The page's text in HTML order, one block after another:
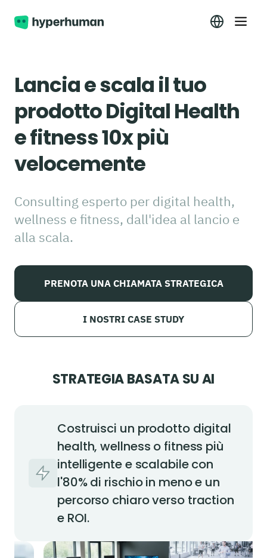
Lancia e scala il tuo
prodotto Digital Health
e fitness 10x più
velocemente
Consulting esperto per digital health,
wellness e fitness, dall'idea al lancio e
alla scala.
PRENOTA UNA CHIAMATA STRATEGICA
I NOSTRI CASE STUDY
STRATEGIA BASATA SU AI
Costruisci un prodotto digital
health, wellness o fitness più
intelligente e scalabile con
l'80% di rischio in meno e un
percorso chiaro verso traction
e ROI.